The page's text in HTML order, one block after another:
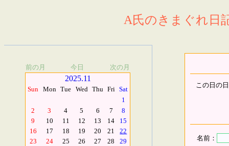
A氏のきまぐれ日
前の月 今日 次の月
2025.11
Sun Mon Tue Wed Thu Fri Sat
1
2
3 4 5 6 7
8
9
10 11 12 13 14
15
16
17 18 19 20 21
22
23
24 25 26 27 28
29
この日の
名前：